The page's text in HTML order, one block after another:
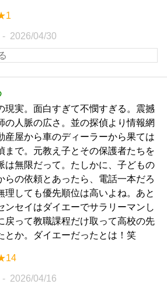
2026/04/30
現実。面白すぎて不憫すぎる。震撼
の人脈の広さ。並の探偵より情報網
産屋から車のディーラーから果ては
まで。元教え子とその保護者たちを
は無限だって。たしかに、子どもの
らの依頼とあったら、電話一本だろ
理しても優先順位は高いよね。あと
ンセイはダイエーでサラリーマンし
戻って教職課程だけ取って高校の先
とか。ダイエーだったとは！笑
2026/04/16